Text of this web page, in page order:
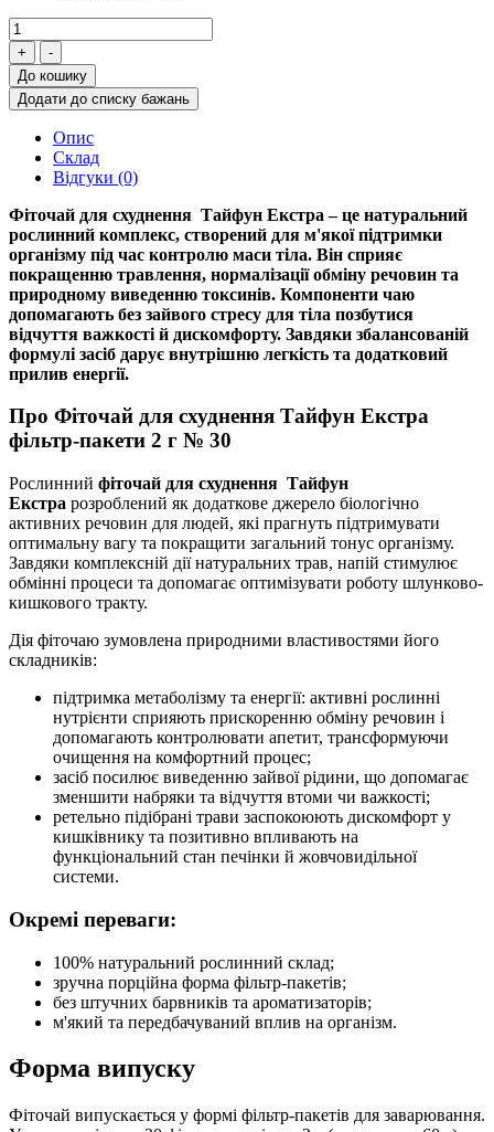
До кошику
Додати до списку бажань
Опис
Склад
Відгуки (0)
Фіточай для схуднення Тайфун Екстра – це натуральний
рослинний комплекс, створений для м'якої підтримки
організму під час контролю маси тіла. Він сприяє
покращенню травлення, нормалізації обміну речовин та
природному виведенню токсинів. Компоненти чаю
допомагають без зайвого стресу для тіла позбутися
відчуття важкості й дискомфорту. Завдяки збалансованій
формулі засіб дарує внутрішню легкість та додатковий
прилив енергії.
Про Фіточай для схуднення Тайфун Екстра
фільтр-пакети 2 г № 30
Рослинний фіточай для схуднення Тайфун
Екстра розроблений як додаткове джерело біологічно
активних речовин для людей, які прагнуть підтримувати
оптимальну вагу та покращити загальний тонус організму.
Завдяки комплексній дії натуральних трав, напій стимулює
обмінні процеси та допомагає оптимізувати роботу шлунково-
кишкового тракту.
Дія фіточаю зумовлена природними властивостями його
складників:
підтримка метаболізму та енергії: активні рослинні
нутрієнти сприяють прискоренню обміну речовин і
допомагають контролювати апетит, трансформуючи
очищення на комфортний процес;
засіб посилює виведенню зайвої рідини, що допомагає
зменшити набряки та відчуття втоми чи важкості;
ретельно підібрані трави заспокоюють дискомфорт у
кишківнику та позитивно впливають на
функціональний стан печінки й жовчовидільної
системи.
Окремі переваги:
100% натуральний рослинний склад;
зручна порційна форма фільтр-пакетів;
без штучних барвників та ароматизаторів;
м'який та передбачуваний вплив на організм.
Форма випуску
Фіточай випускається у формі фільтр-пакетів для заварювання.